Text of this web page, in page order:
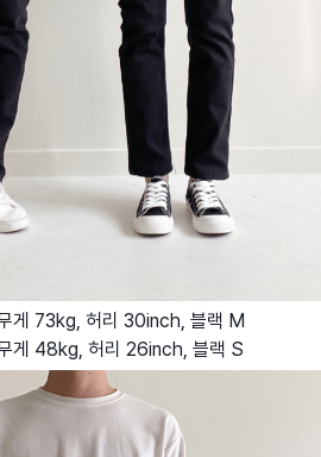
게 73kg, 허리 30inch, 블랙 M
게 48kg, 허리 26inch, 블랙 S